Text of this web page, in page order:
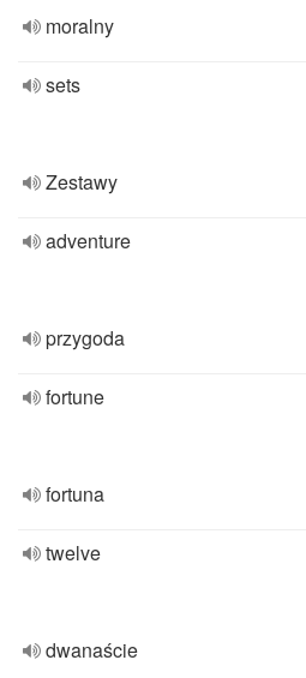
moralny
sets
Zestawy
adventure
przygoda
fortune
fortuna
twelve
dwanaście